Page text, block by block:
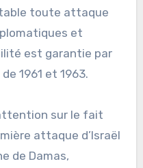
toute attaque
et
est garantie par
1961 et 1963.
sur le fait
attaque d’Israël
de Damas,